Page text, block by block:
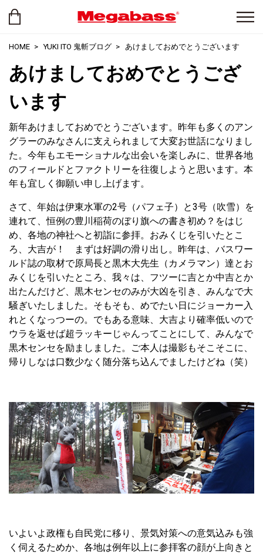
HOME YUKI ITO 鬼斬ブログ あけましておめでとうございます
あけましておめでとうござ
います
新年あけましておめでとうございます。昨年も多くのアン
グラーのみなさんに支えられまして大変お世話になりまし
た。今年もエモーショナルな出会いを楽しみに、世界各地
のフィールドとファクトリーを往復しようと思います。本
年も宜しく御願い申し上げます。
さて、年始は伊東水軍の2号（パフェ子）と3号（吹雪）を
連れて、恒例の豊川稲荷のぼり旗への書き初め？をはじ
め、各地の神社へと初詣に参拝。おみくじを引いたとこ
ろ、大吉が！ まずは好調の滑り出し。昨年は、バスワー
ルド誌の取材で原局長と黒木大先生（カメラマン）達とお
みくじを引いたところ、我々は、フツーに吉とか中吉とか
出たんだけど、黒木センセのみが大凶を引き、みんなで大
騒ぎいたしました。そもそも、めでたい日にジョーカー入
れとくなっつーの。でもある意味、大吉より確率低いので
ウラを返せば超ラッキーじゃんってことにして、みんなで
黒木センセを励ましました。ご本人は撮影もそこそこに、
帰りしなは口数少なく随分落ち込んでましたけどね（笑）
いよいよ政権も自民党に移り、景気対策への意気込みも強
く伺えるためか、各地は例年以上に参拝客の顔が上向きと